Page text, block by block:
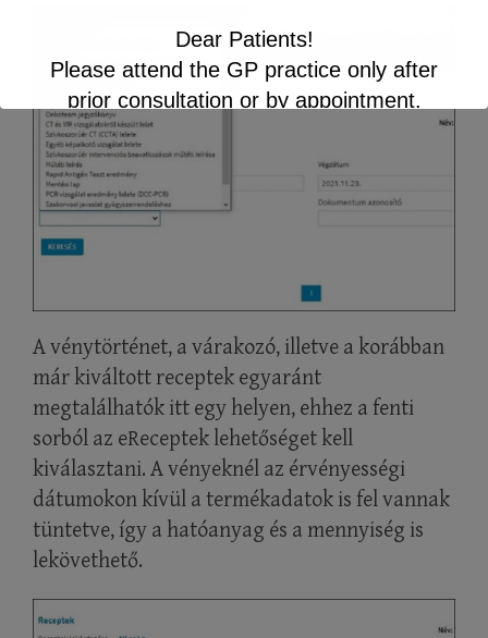
A vénytörténet, a várakozó, illetve a korábban
már kiváltott receptek egyaránt
megtalálhatók itt egy helyen, ehhez a fenti
sorból az eReceptek lehetőséget kell
kiválasztani. A vényeknél az érvényességi
dátumokon kívül a termékadatok is fel vannak
tüntetve, így a hatóanyag és a mennyiség is
lekövethető.
Dear Patients!
Please attend the GP practice only after
prior consultation or by appointment.
If you have respiratory symptoms,
please wear a face mask.
To arrange a consultation or book an
appointment, please call us during
or contact us by email or via our
website at any time.